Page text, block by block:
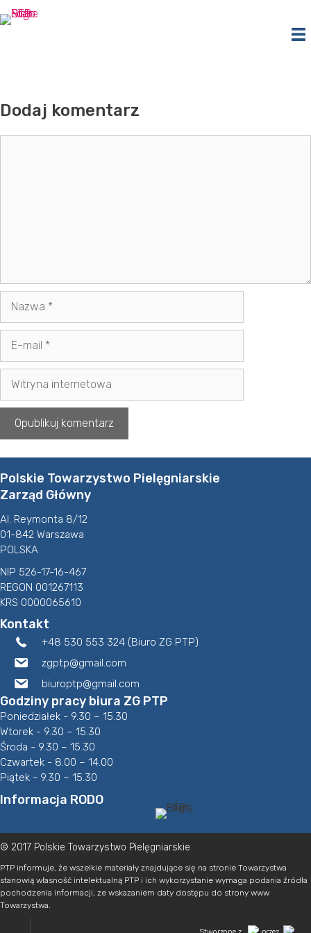
Przejdź
do
Dodaj komentarz
internetowa
Polskie Towarzystwo Pielęgniarskie
Zarząd Główny
Al. Reymonta 8/12
01-842 Warszawa
POLSKA
NIP 526-17-16-467
REGON 001267113
KRS 0000065610
Kontakt
+48 530 553 324 (Biuro ZG PTP)
zgptp@gmail.com
biuroptp@gmail.com
Godziny pracy biura ZG PTP
Poniedziałek - 9.30 – 15.30
Wtorek - 9.30 – 15.30
Środa - 9.30 – 15.30
Czwartek - 8.00 – 14.00
Piątek - 9.30 – 15.30
Informacja RODO
© 2017 Polskie Towarzystwo Pielęgniarskie
PTP informuje, że wszelkie materiały znajdujące się na stronie Towarzystwa
stanowią własność intelektualną PTP i ich wykorzystanie wymaga podania źródła
pochodzenia informacji, ze wskazaniem daty dostępu do strony www
Towarzystwa.